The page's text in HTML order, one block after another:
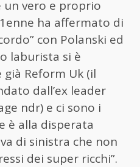
vero e proprio
ha affermato di
con Polanski ed
laburista si è
già Reform Uk (il
dall’ex leader
ndr) e ci sono i
è alla disperata
di sinistra che non
dei super ricchi”.